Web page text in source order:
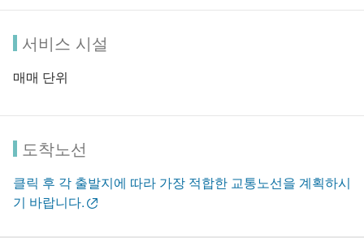
서비스 시설
매매 단위
도착노선
클릭 후 각 출발지에 따라 가장 적합한 교통노선을 계획하시
기 바랍니다.